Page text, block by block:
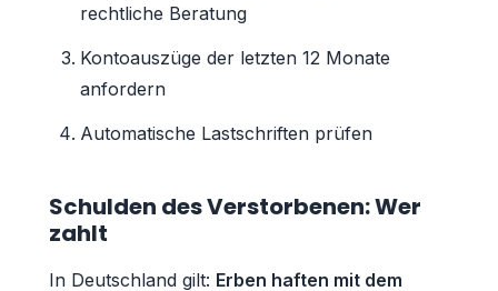
rechtliche Beratung
Kontoauszüge der letzten 12 Monate
anfordern
Automatische Lastschriften prüfen
Schulden des Verstorbenen: Wer
zahlt
In Deutschland gilt: Erben haften mit dem